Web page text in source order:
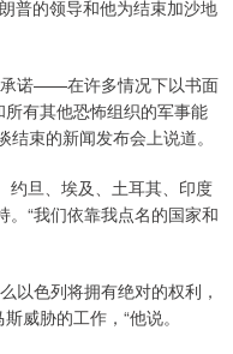
普的领导和他为结束加沙地
承诺——在许多情况下以书面
有其他恐怖组织的军事能
束的新闻发布会上说道。
约旦、埃及、土耳其、印度
“我们依靠我点名的国家和
以色列将拥有绝对的权利，
威胁的工作，“他说。